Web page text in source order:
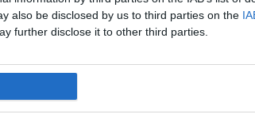
also be disclosed by us to third parties on the
further disclose it to other third parties.